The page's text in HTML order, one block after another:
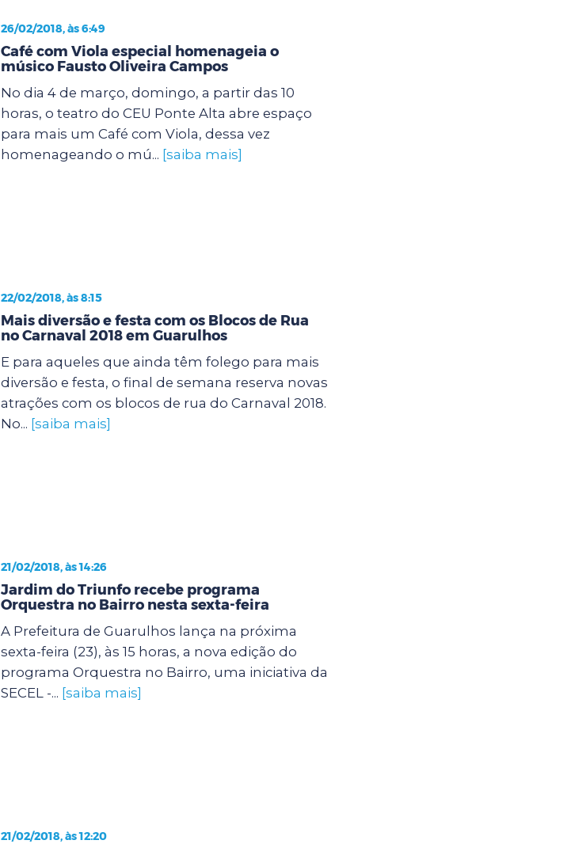
26/02/2018, às 6:49
Café com Viola especial homenageia o
músico Fausto Oliveira Campos
No dia 4 de março, domingo, a partir das 10
horas, o teatro do CEU Ponte Alta abre espaço
para mais um Café com Viola, dessa vez
homenageando o mú... [saiba mais]
22/02/2018, às 8:15
Mais diversão e festa com os Blocos de Rua
no Carnaval 2018 em Guarulhos
E para aqueles que ainda têm folego para mais
diversão e festa, o final de semana reserva novas
atrações com os blocos de rua do Carnaval 2018.
No... [saiba mais]
21/02/2018, às 14:26
Jardim do Triunfo recebe programa
Orquestra no Bairro nesta sexta-feira
A Prefeitura de Guarulhos lança na próxima
sexta-feira (23), às 15 horas, a nova edição do
programa Orquestra no Bairro, uma iniciativa da
SECEL -... [saiba mais]
21/02/2018, às 12:20